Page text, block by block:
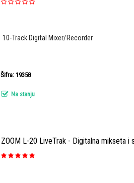
10-Track Digital Mixer/Recorder
Šifra: 19358
Na stanju
ZOOM L-20 LiveTrak - Digitalna mikseta i